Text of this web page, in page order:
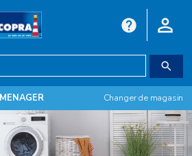
Changer de magasin